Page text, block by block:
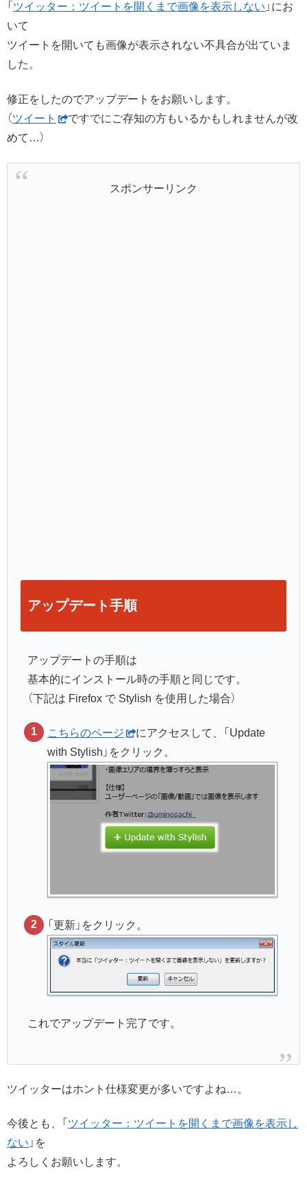
「 ツイッター：ツイートを開くまで画像を表示しない 」にお
いて
ツイートを開いても画像が表示されない不具合が出ていま
した。
修正をしたのでアップデートをお願いします。
（ツイート
ですでにご存知の方もいるかもしれませんが改
めて…）
スポンサーリンク
アップデート手順
アップデートの手順は
基本的にインストール時の手順と同じです。
（下記は Firefox で Stylish を使用した場合）
こちらのページ
にアクセスして、「Update
with Stylish」をクリック。
「更新」をクリック。
これでアップデート完了です。
ツイッターはホント仕様変更が多いですよね…。
今後とも、「 ツイッター：ツイートを開くまで画像を表示し
ない 」を
よろしくお願いします。